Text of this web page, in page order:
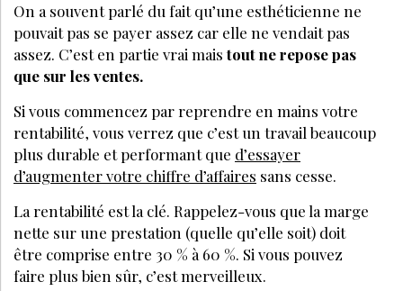
On a souvent parlé du fait qu’une esthéticienne ne
pouvait pas se payer assez car elle ne vendait pas
assez. C’est en partie vrai maistout ne repose pas
que sur les ventes.
Si vous commencez par reprendre en mains votre
rentabilité, vous verrez que c’est un travail beaucoup
plus durable et performant que d’essayer
d’augmenter votre chiffre d’affaires sans cesse.
La rentabilité est la clé. Rappelez-vous que la marge
nette sur une prestation (quelle qu’elle soit) doit
être comprise entre 30 % à 60 %. Si vous pouvez
faire plus bien sûr, c’est merveilleux.